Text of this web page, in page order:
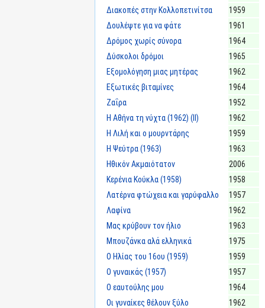
Διακοπές στην Κολλοπετινίτσα
1959
Δουλέψτε για να φάτε
1961
Δρόμος χωρίς σύνορα
1964
Δύσκολοι δρόμοι
1965
Εξομολόγηση μιας μητέρας
1962
Εξωτικές βιταμίνες
1964
Ζαΐρα
1952
Η Αθήνα τη νύχτα (1962) (II)
1962
Η Λιλή και ο μουρντάρης
1959
Η Ψεύτρα (1963)
1963
Ηθικόν Ακμαιότατον
2006
Κερένια Κούκλα (1958)
1958
Λατέρνα φτώχεια και γαρύφαλλο
1957
Λαφίνα
1962
Μας κρύβουν τον ήλιο
1963
Μπουζάνκα αλά ελληνικά
1975
Ο Ηλίας του 16ου (1959)
1959
Ο γυναικάς (1957)
1957
Ο εαυτούλης μου
1964
Οι γυναίκες θέλουν ξύλο
1962